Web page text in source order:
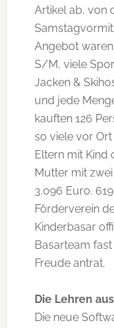
Artikel ab, von
Angebot
S/M, viele
Jacken &
und jede
kauften 126
so viele vor
Eltern mit Kind
Mutter mit
3.096 Euro.
Förderverein
Kinderbasar
Basarteam
Freude antrat.
Die Lehren
Die neue